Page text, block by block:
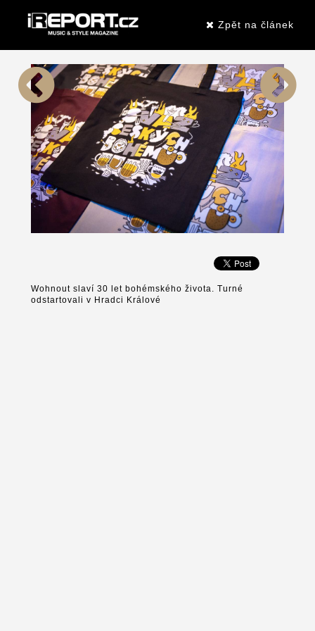
Zpět na článek
Wohnout slaví 30 let bohémského života. Turné
odstartovali v Hradci Králové